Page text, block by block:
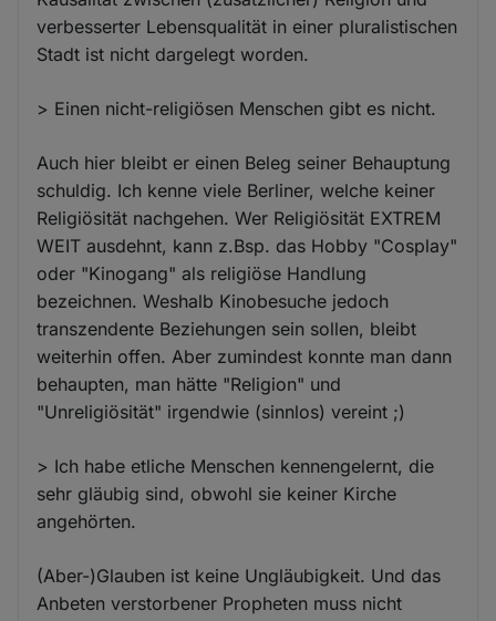
verbesserter Lebensqualität in einer pluralistischen
Stadt ist nicht dargelegt worden.
> Einen nicht-religiösen Menschen gibt es nicht.
Auch hier bleibt er einen Beleg seiner Behauptung
schuldig. Ich kenne viele Berliner, welche keiner
Religiösität nachgehen. Wer Religiösität EXTREM
WEIT ausdehnt, kann z.Bsp. das Hobby "Cosplay"
oder "Kinogang" als religiöse Handlung
bezeichnen. Weshalb Kinobesuche jedoch
transzendente Beziehungen sein sollen, bleibt
weiterhin offen. Aber zumindest konnte man dann
behaupten, man hätte "Religion" und
"Unreligiösität" irgendwie (sinnlos) vereint ;)
> Ich habe etliche Menschen kennengelernt, die
sehr gläubig sind, obwohl sie keiner Kirche
angehörten.
(Aber-)Glauben ist keine Ungläubigkeit. Und das
Anbeten verstorbener Propheten muss nicht